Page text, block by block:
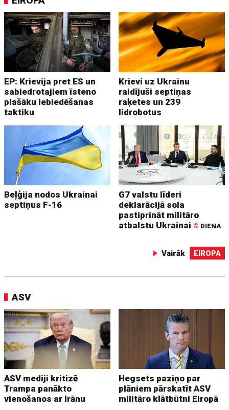
EP: Krievija pret ES un
sabiedrotajiem īsteno
plašāku iebiedēšanas
taktiku
Krievi uz Ukrainu
raidījuši septiņas
raķetes un 239
lidrobotus
Beļģija nodos Ukrainai
septiņus F-16
G7 valstu līderi
deklarācijā sola
pastiprināt militāro
atbalstu Ukrainai © DIENA
Vairāk EIROPA
ASV
ASV mediji kritizē
Trampa panākto
vienošanos ar Irānu
Hegsets paziņo par
plāniem pārskatīt ASV
militāro klātbūtni Eiropā